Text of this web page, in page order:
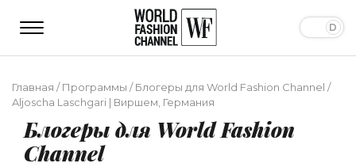
Главная /Программы /Блогеры для World Fashion Channel /
Aljoscha Laschgari | Виршем, Германия
Блогеры для World Fashion
Channel